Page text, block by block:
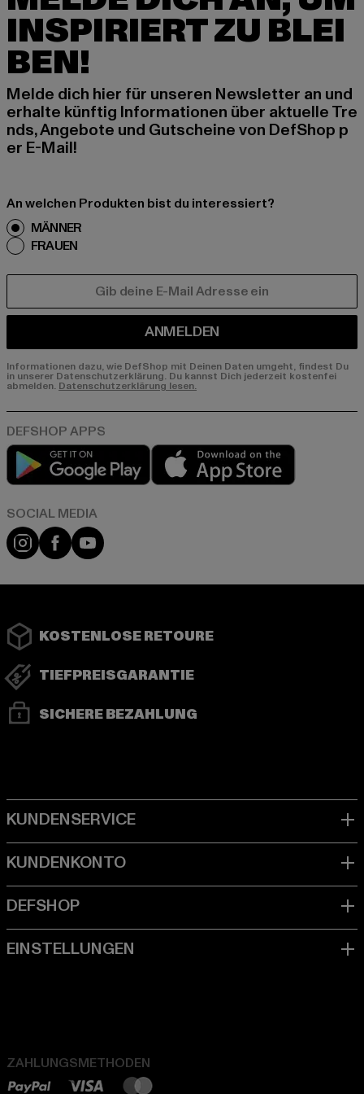
INSPIRIERT ZU BLEI
BEN!
Melde dich hier für unseren Newsletter an und
erhalte künftig Informationen über aktuelle Tre
nds, Angebote und Gutscheine von DefShop p
er E-Mail!
An welchen Produkten bist du interessiert?
MÄNNER
FRAUEN
ANMELDEN
Informationen dazu, wie DefShop mit Deinen Daten umgeht, findest Du
in unserer Datenschutzerklärung. Du kannst Dich jederzeit kostenfei
abmelden. Datenschutzerklärung lesen.
Play market
Instagram
FacebookYouTube
KOSTENLOSE RETOURE
TIEFPREISGARANTIE
SICHERE BEZAHLUNG
ZAHLUNGSMETHODEN